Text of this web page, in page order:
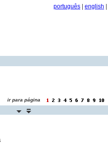
português english
ir para página